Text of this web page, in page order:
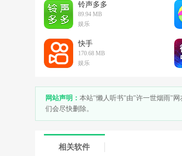
铃声多多
89.94 MB
娱乐
快手
170.68 MB
娱乐
网站声明： 本站"懒人听书"由"许一世烟雨"
们会尽快删除。
相关软件